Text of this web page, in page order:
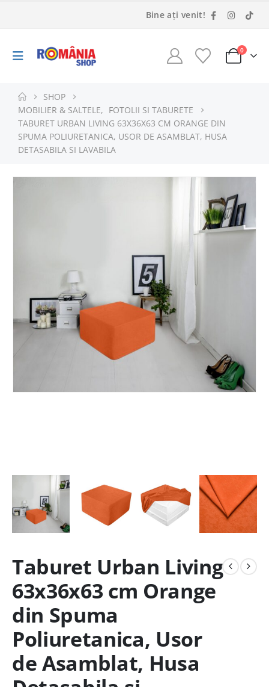
Bine ați venit!
0
SHOP
MOBILIER & SALTELE,
FOTOLII SI TABURETE
TABURET URBAN LIVING 63X36X63 CM ORANGE DIN
SPUMA POLIURETANICA, USOR DE ASAMBLAT, HUSA
DETASABILA SI LAVABILA
Taburet Urban Living
63x36x63 cm Orange
din Spuma
Poliuretanica, Usor
de Asamblat, Husa